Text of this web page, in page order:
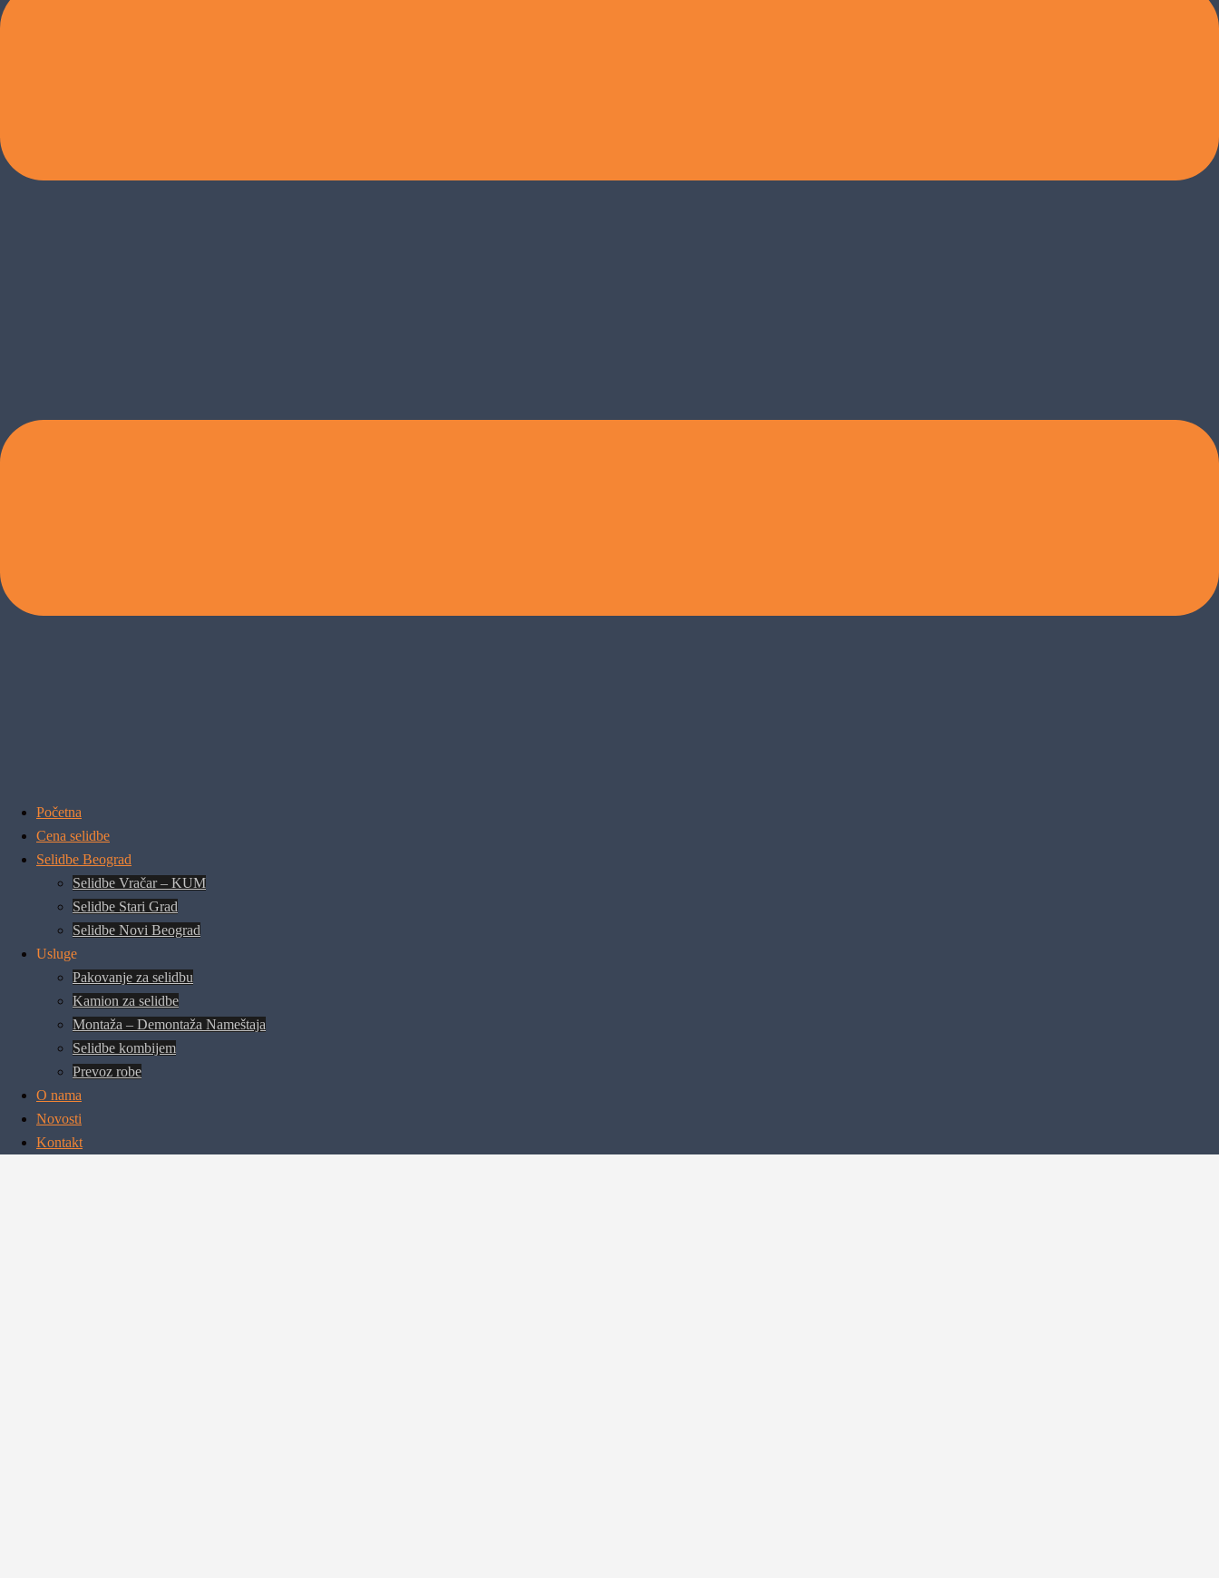
Početna
Cena selidbe
Selidbe Beograd
Selidbe Vračar – KUM
Selidbe Stari Grad
Selidbe Novi Beograd
Usluge
Pakovanje za selidbu
Kamion za selidbe
Montaža – Demontaža Nameštaja
Selidbe kombijem
Prevoz robe
O nama
Novosti
Kontakt